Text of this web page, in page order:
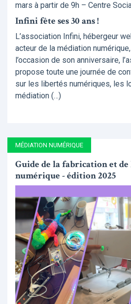
mars à partir de 9h – Centre
Infini fête ses 30 ans !
L’association Infini, hébergeur
acteur de la médiation
l’occasion de son anniversaire,
propose toute une journée de
sur les libertés numériques, les
médiation (…)
MÉDIATION NUMÉRIQUE
Guide de la fabrication et
numérique - édition 2025